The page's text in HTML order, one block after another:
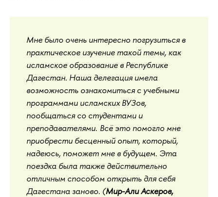
Мне было очень интересно погрузиться в
практическое изучение такой темы, как
исламское образование в Республике
Дагестан. Наша делегация имела
возможность ознакомиться с учебными
программами исламских ВУЗов,
пообщаться со студентами и
преподавателями. Всё это помогло мне
приобрести бесценный опыт, который,
надеюсь, поможет мне в будущем. Эта
поездка была также действительно
отличным способом открыть для себя
Дагестана заново. (Мир-Али Аскеров,